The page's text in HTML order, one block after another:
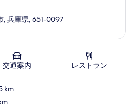
地図
, 兵庫県, 651-0097
交通案内 レストラン
km